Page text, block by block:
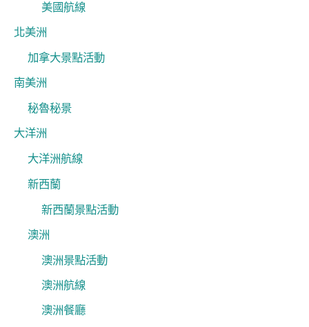
美國航線
北美洲
加拿大景點活動
南美洲
秘魯秘景
大洋洲
大洋洲航線
新西蘭
新西蘭景點活動
澳洲
澳洲景點活動
澳洲航線
澳洲餐廳